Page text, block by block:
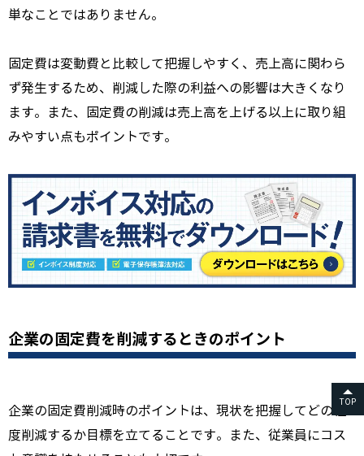
単なことではありません。
固定費は変動費と比較して把握しやすく、売上高に関わら
ず発生するため、削減した際の利益への影響は大きくなり
ます。また、固定費の削減は売上高を上げる以上に取り組
みやすい点もポイントです。
企業の固定費を削減するときのポイント
企業の固定費削減時のポイントは、現状を把握してどの程
度削減するか目標を立てることです。また、従業員にコス
TOP